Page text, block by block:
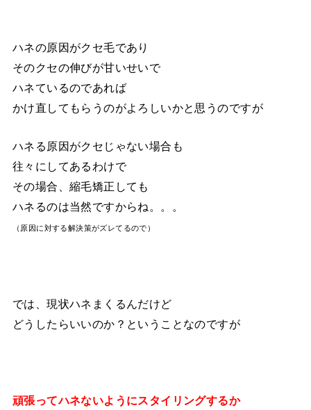
ハネの原因がクセ毛であり
そのクセの伸びが甘いせいで
ハネているのであれば
かけ直してもらうのがよろしいかと思うのですが
ハネる原因がクセじゃない場合も
往々にしてあるわけで
その場合、縮毛矯正しても
ハネるのは当然ですからね。。。
（原因に対する解決策がズレてるので）
では、現状ハネまくるんだけど
どうしたらいいのか？ということなのですが
頑張ってハネないようにスタイリングするか